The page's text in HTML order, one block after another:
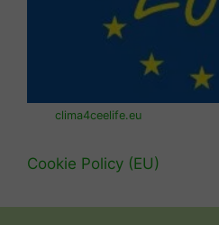
clima4ceelife.eu
Cookie Policy (EU)